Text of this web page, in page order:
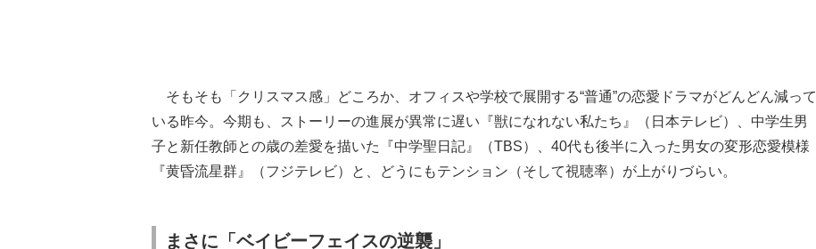
そもそも「クリスマス感」どころか、オフィスや学校で展開する“普通”の恋愛ドラマがどんどん減って
いる昨今。今期も、ストーリーの進展が異常に遅い『獣になれない私たち』（日本テレビ）、中学生男
子と新任教師との歳の差愛を描いた『中学聖日記』（TBS）、40代も後半に入った男女の変形恋愛模様
『黄昏流星群』（フジテレビ）と、どうにもテンション（そして視聴率）が上がりづらい。
まさに「ベイビーフェイスの逆襲」